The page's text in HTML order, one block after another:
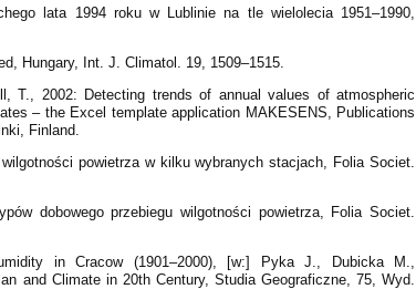
lata 1994 roku w Lublinie na tle wielolecia 1951–1990,
Hungary, Int. J. Climatol. 19, 1509–1515.
T., 2002: Detecting trends of annual values of atmospheric
– the Excel template application MAKESENS, Publications
Finland.
powietrza w kilku wybranych stacjach, Folia Societ.
dobowego przebiegu wilgotności powietrza, Folia Societ.
in Cracow (1901–2000), [w:] Pyka J., Dubicka M.,
and Climate in 20th Century, Studia Geograficzne, 75, Wyd.